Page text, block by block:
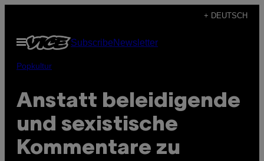
content
+ DEUTSCH
Open
Menu
SubscribeNewsletter
Popkultur
Anstatt beleidigende
und sexistische
Kommentare zu